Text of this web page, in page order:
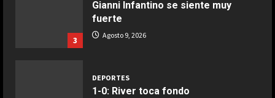
COCINA
aire
3
Gianni Infantino se siente muy
fuerte
Agosto 9, 2026
DEPORTES
1-0: River toca fondo